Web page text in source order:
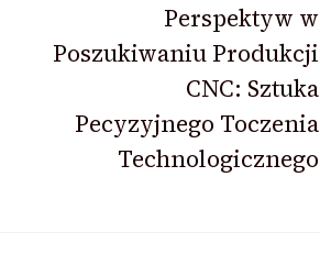
Perspektyw w
Poszukiwaniu Produkcji
CNC: Sztuka
Pecyzyjnego Toczenia
Technologicznego